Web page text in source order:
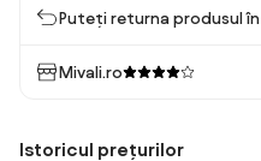
Puteți returna produsul în
Mivali.ro
Istoricul prețurilor